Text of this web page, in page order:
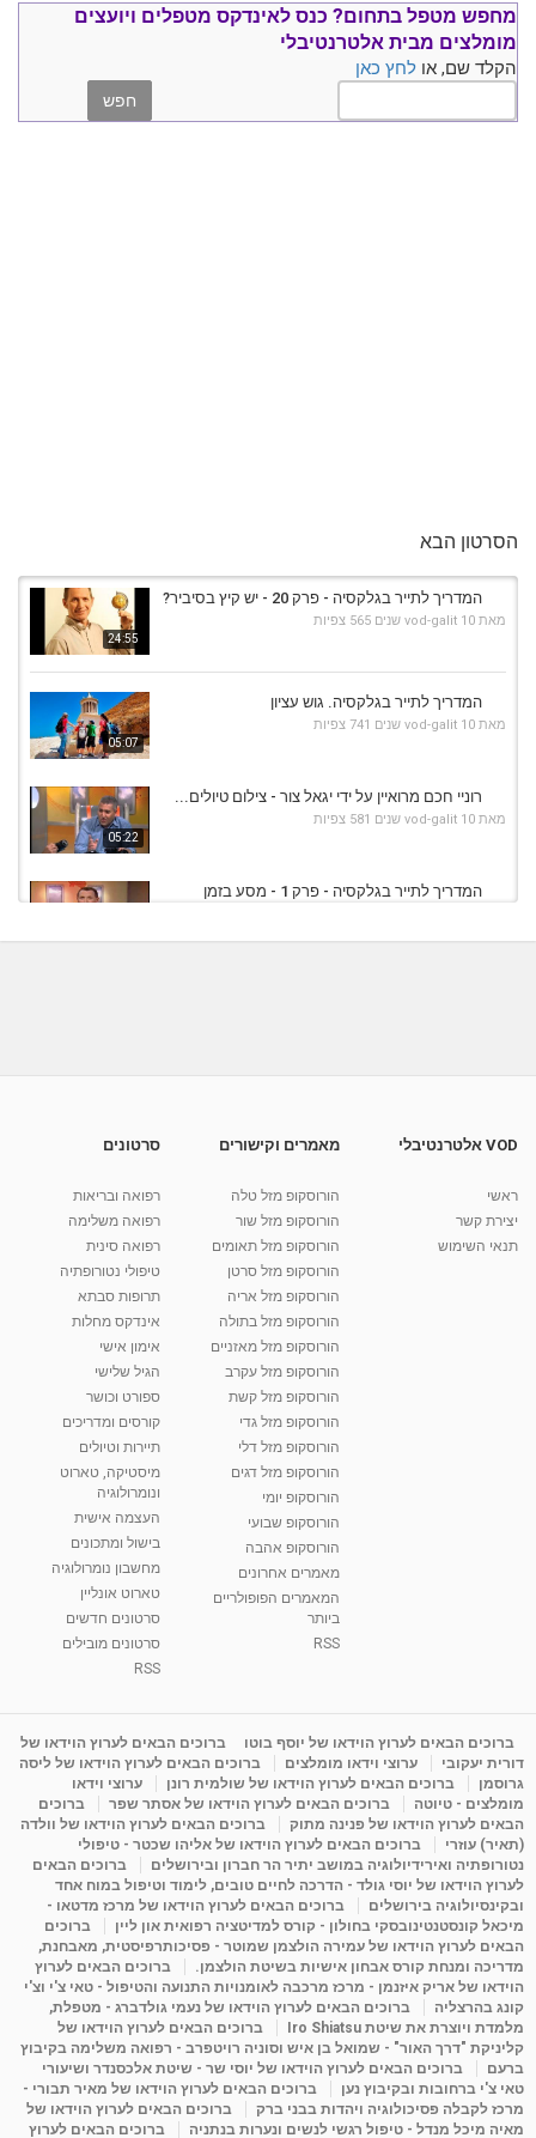
מחפש מטפל בתחום? כנס לאינדקס מטפלים ויועצים
מומלצים מבית אלטרנטיבלי
הקלד שם, או לחץ כאן
הסרטון הבא
24:55
המדריך לתייר בגלקסיה - פרק 20 - יש קיץ בסיביר?
מאת vod-galit 10 שנים 565 צפיות
05:07
המדריך לתייר בגלקסיה. גוש עציון
מאת vod-galit 10 שנים 741 צפיות
05:22
רוניי חכם מרואיין על ידי יגאל צור - צילום טיולים...
מאת vod-galit 10 שנים 581 צפיות
המדריך לתייר בגלקסיה - פרק 1 - מסע בזמן
מאת
10:17
קרין גורן - העוגה המתגלצ’ת ללא קמח
38.5k צפיות
01:37
יוסי שר - מתמחה בשיטת אלכסנדר וטאי צ'י
2,738 צפיות
01:46
רנה רז-גילו -טיפול אנרגטי ויעוץ רוחני - נומרולוגית
2,315 צפיות
05:37
סודות בתאריך הלידה, משמעות חודש הלידה -
ינואר זינה ליבשיץ נומרולוגית
ליסה גרוסמן - המרכז לאימון התנהגותי - קשב
09:12
מדיטציה בדמיון מודרך - היכרות עם האני הפנימי
מאת admin 11 שנים 3,654 צפיות
פנינה מתוק - מרכז "נתיב הלב" בהרצליה-
מדיטציה-התחדשות
Shahar-vod
VOD אלטרנטיבלי
ראשי
יצירת קשר
תנאי השימוש
מאמרים וקישורים
הורוסקופ מזל טלה
הורוסקופ מזל שור
הורוסקופ מזל תאומים
הורוסקופ מזל סרטן
הורוסקופ מזל אריה
הורוסקופ מזל בתולה
הורוסקופ מזל מאזניים
הורוסקופ מזל עקרב
הורוסקופ מזל קשת
הורוסקופ מזל גדי
הורוסקופ מזל דלי
הורוסקופ מזל דגים
הורוסקופ יומי
הורוסקופ שבועי
הורוסקופ אהבה
מאמרים אחרונים
המאמרים הפופולריים
ביותר
RSS
סרטונים
רפואה ובריאות
רפואה משלימה
רפואה סינית
טיפולי נטורופתיה
תרופות סבתא
אינדקס מחלות
אימון אישי
הגיל שלישי
ספורט וכושר
קורסים ומדריכים
תיירות וטיולים
מיסטיקה, טארוט
ונומרולוגיה
העצמה אישית
בישול ומתכונים
מחשבון נומרולוגיה
טארוט אונליין
סרטונים חדשים
סרטונים מובילים
RSS
ברוכים הבאים לערוץ הוידאו של יוסף בוטו
ברוכים הבאים לערוץ הוידאו של
דורית יעקובי
ערוצי וידאו מומלצים
ברוכים הבאים לערוץ הוידאו של ליסה
גרוסמן
ברוכים הבאים לערוץ הוידאו של שולמית רונן
ערוצי וידאו
מומלצים - טיוטה
ברוכים הבאים לערוץ הוידאו של אסתר שפר
ברוכים
הבאים לערוץ הוידאו של פנינה מתוק
ברוכים הבאים לערוץ הוידאו של וולדה
(תאיר) עוזרי
ברוכים הבאים לערוץ הוידאו של אליהו שכטר - טיפולי
נטורופתיה ואירידיולוגיה במושב יתיר הר חברון ובירושלים
ברוכים הבאים
לערוץ הוידאו של יוסי גולד - הדרכה לחיים טובים, לימוד וטיפול במוח אחד
ובקינסיולוגיה בירושלים
ברוכים הבאים לערוץ הוידאו של מרכז מדטאו -
מיכאל קונסטנטינובסקי בחולון - קורס למדיטציה רפואית און ליין
ברוכים
הבאים לערוץ הוידאו של עמירה הולצמן שמוטר - פסיכותרפיסטית, מאבחנת,
מדריכה ומנחת קורס אבחון אישיות בשיטת הולצמן.
ברוכים הבאים לערוץ
הוידאו של אריק איזנמן - מרכז מרכבה לאומנויות התנועה והטיפול - טאי צ'י וצ'י
קונג בהרצליה
ברוכים הבאים לערוץ הוידאו של נעמי גולדברג - מטפלת,
מלמדת ויוצרת את שיטת Iro Shiatsu
ברוכים הבאים לערוץ הוידאו של
קליניקת "דרך האור" - שמואל בן איש וסוניה רויטפרב - רפואה משלימה בקיבוץ
ברעם
ברוכים הבאים לערוץ הוידאו של יוסי שר - שיטת אלכסנדר ושיעורי
טאי צ'י ברחובות ובקיבוץ נען
ברוכים הבאים לערוץ הוידאו של מאיר תבורי -
מרכז לקבלה פסיכולוגיה ויהדות בבני ברק
ברוכים הבאים לערוץ הוידאו של
מאיה מיכל מנדל - טיפול רגשי לנשים ונערות בנתניה
ברוכים הבאים לערוץ